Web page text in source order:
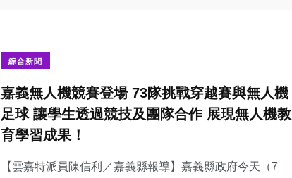
綜合新聞
嘉義無人機競賽登場 73隊挑戰穿越賽與無人機
足球 讓學生透過競技及團隊合作 展現無人機教
育學習成果！
【雲嘉特派員陳信利／嘉義縣報導】嘉義縣政府今天（7